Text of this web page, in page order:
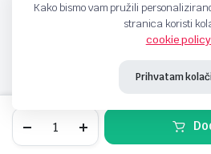
Canon
Kako bismo vam pružili
stranica koristi
cookie policy
Prihvatam
STORE SEARCH WISHLIST